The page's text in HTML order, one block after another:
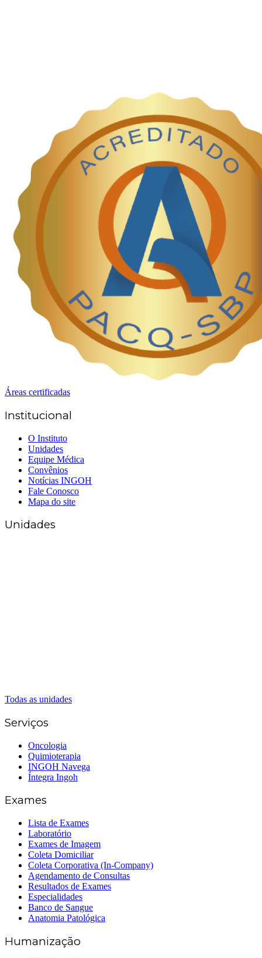
Áreas certificadas
Institucional
O Instituto
Unidades
Equipe Médica
Convênios
Notícias INGOH
Fale Conosco
Mapa do site
Unidades
Todas as unidades
Serviços
Oncologia
Quimioterapia
INGOH Navega
Íntegra Ingoh
Exames
Lista de Exames
Laboratório
Exames de Imagem
Coleta Domiciliar
Coleta Corporativa (In-Company)
Agendamento de Consultas
Resultados de Exames
Especialidades
Banco de Sangue
Anatomia Patológica
Humanização